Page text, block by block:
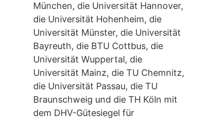
München, die Universität Hannover,
die Universität Hohenheim, die
Universität Münster, die Universität
Bayreuth, die BTU Cottbus, die
Universität Wuppertal, die
Universität Mainz, die TU Chemnitz,
die Universität Passau, die TU
Braunschweig und die TH Köln mit
dem DHV-Gütesiegel für